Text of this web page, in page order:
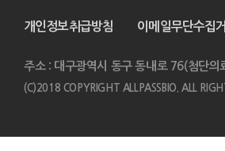
개인정보취급방침 이메일무단수집
주소 : 대구광역시 동구 동내로 76(첨단
(C)2018 COPYRIGHT ALLPASSBIO. ALL